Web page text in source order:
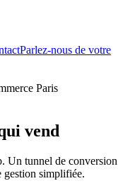
Parlez-nous de votre
Paris
vend
Un tunnel de conversion
gestion simplifiée.